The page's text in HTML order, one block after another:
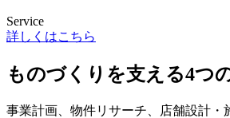
Service
詳しくはこちら
ものづくりを支える4つ
事業計画、物件リサーチ、店舗設計・